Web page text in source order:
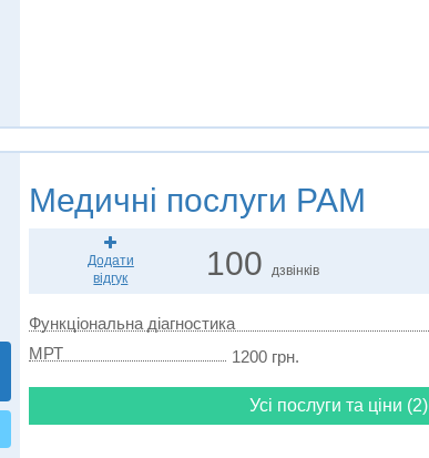
Медичні послуги РАМ
Додати
відгук
100 дзвінків
Функціональна діагностика
МРТ
1200 грн.
Усі послуги та ціни (2)